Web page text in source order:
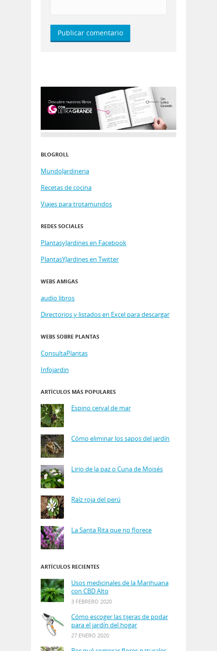
BLOGROLL
MundoJardineria
Recetas de cocina
Viajes para trotamundos
REDES SOCIALES
PlantasyJardines en Facebook
PlantasYJardines en Twitter
WEBS AMIGAS
audio libros
Directorios y listados en Excel para descargar
WEBS SOBRE PLANTAS
ConsultaPlantas
Infojardin
ARTÍCULOS MÁS POPULARES
Espino cerval de mar
Cómo eliminar los sapos del jardín
Lirio de la paz o Cuna de Moisés
Raíz roja del perú
La Santa Rita que no florece
ARTÍCULOS RECIENTES
Usos medicinales de la Marihuana
con CBD Alto
3 FEBRERO 2020
Cómo escoger las tijeras de podar
para el jardín del hogar
27 ENERO 2020